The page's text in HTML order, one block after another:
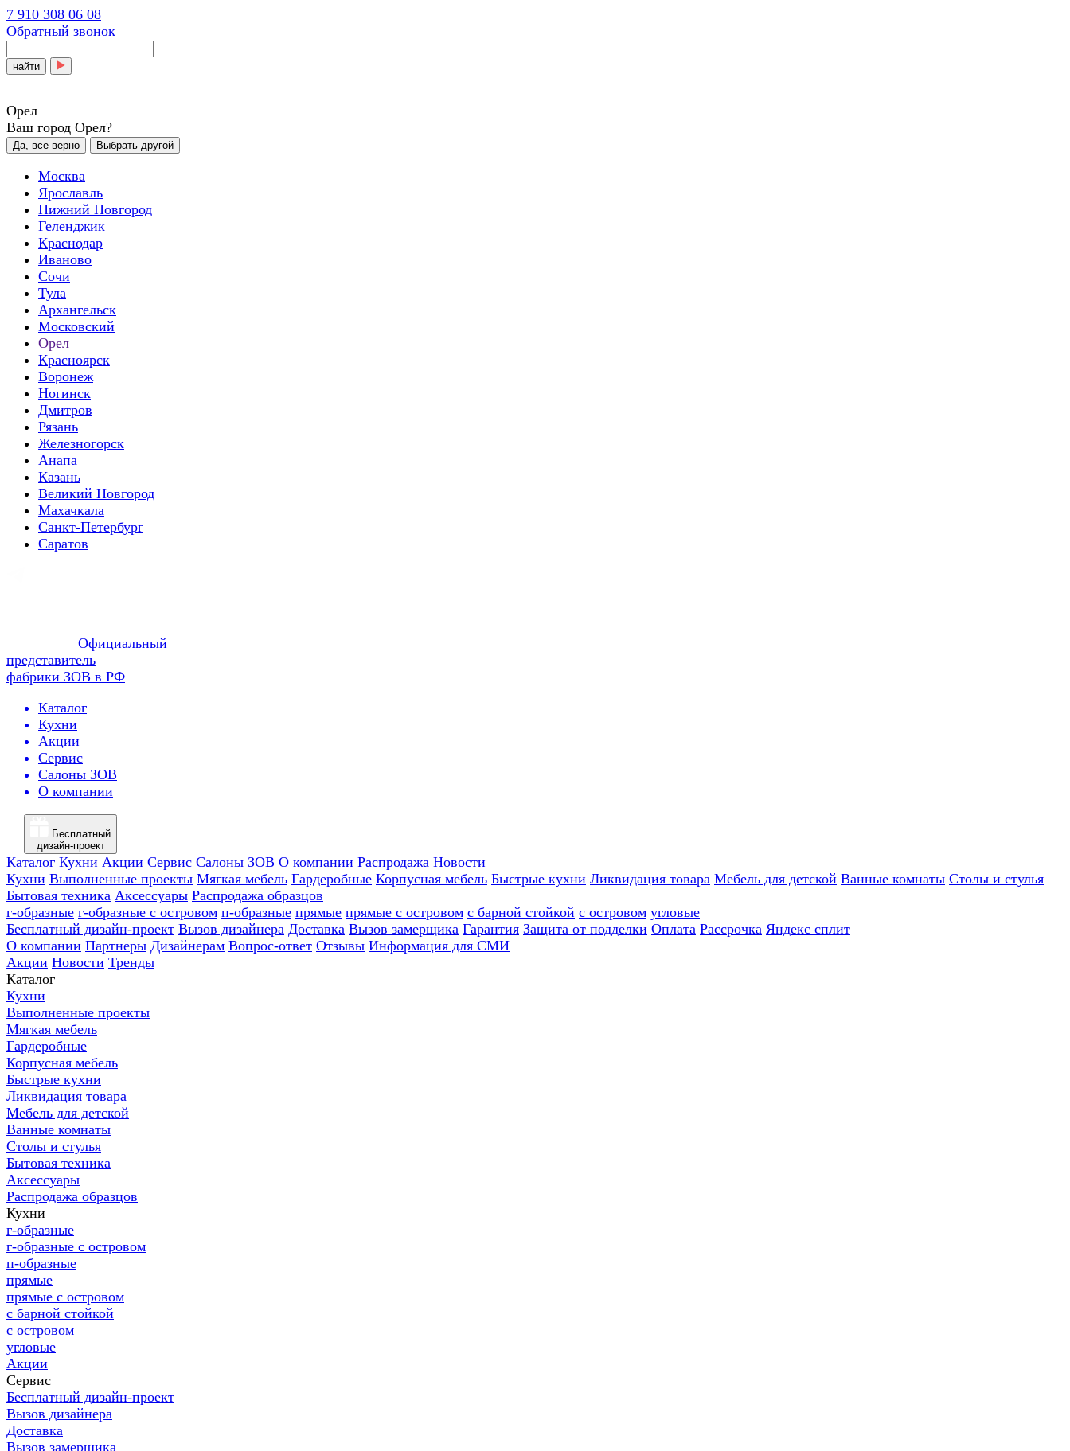
7 910 308 06 08
Обратный звонок
найти
Орел
Ваш город Орел?
Да, все верно Выбрать другой
Москва
Ярославль
Нижний Новгород
Геленджик
Краснодар
Иваново
Сочи
Тула
Архангельск
Московский
Орел
Красноярск
Воронеж
Ногинск
Дмитров
Рязань
Железногорск
Анапа
Казань
Великий Новгород
Махачкала
Санкт-Петербург
Саратов
Официальный
представитель
фабрики ЗОВ в РФ
Каталог
Кухни
Акции
Сервис
Салоны ЗОВ
О компании
Бесплатный
дизайн-проект
Каталог Кухни Акции Сервис Салоны ЗОВ О компании Распродажа Новости
Кухни Выполненные проекты Мягкая мебель Гардеробные Корпусная мебель Быстрые кухни Ликвидация товара Мебель для детской Ванные комнаты Столы и стулья
Бытовая техника Аксессуары Распродажа образцов
г-образные г-образные с островом п-образные прямые прямые с островом с барной стойкой с островом угловые
Бесплатный дизайн-проект Вызов дизайнера Доставка Вызов замерщика Гарантия Защита от подделки Оплата Рассрочка Яндекс сплит
О компании Партнеры Дизайнерам Вопрос-ответ Отзывы Информация для СМИ
Акции Новости Тренды
Каталог
Кухни
Выполненные проекты
Мягкая мебель
Гардеробные
Корпусная мебель
Быстрые кухни
Ликвидация товара
Мебель для детской
Ванные комнаты
Столы и стулья
Бытовая техника
Аксессуары
Распродажа образцов
Кухни
г-образные
г-образные с островом
п-образные
прямые
прямые с островом
с барной стойкой
с островом
угловые
Акции
Сервис
Бесплатный дизайн-проект
Вызов дизайнера
Доставка
Вызов замерщика